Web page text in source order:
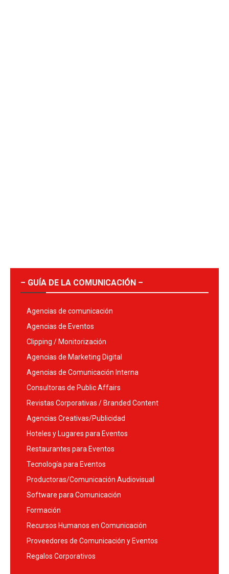
– GUÍA DE LA COMUNICACIÓN –
Agencias de comunicación
Agencias de Eventos
Clipping / Monitorización
Agencias de Marketing Digital
Agencias de Comunicación Interna
Consultoras de Public Affairs
Revistas Corporativas / Branded Content
Agencias Creativas/Publicidad
Hoteles y Lugares para Eventos
Restaurantes para Eventos
Tecnología para Eventos
Productoras/Comunicación Audiovisual
Software para Comunicación
Formación
Recursos Humanos en Comunicación
Proveedores de Comunicación y Eventos
Regalos Corporativos